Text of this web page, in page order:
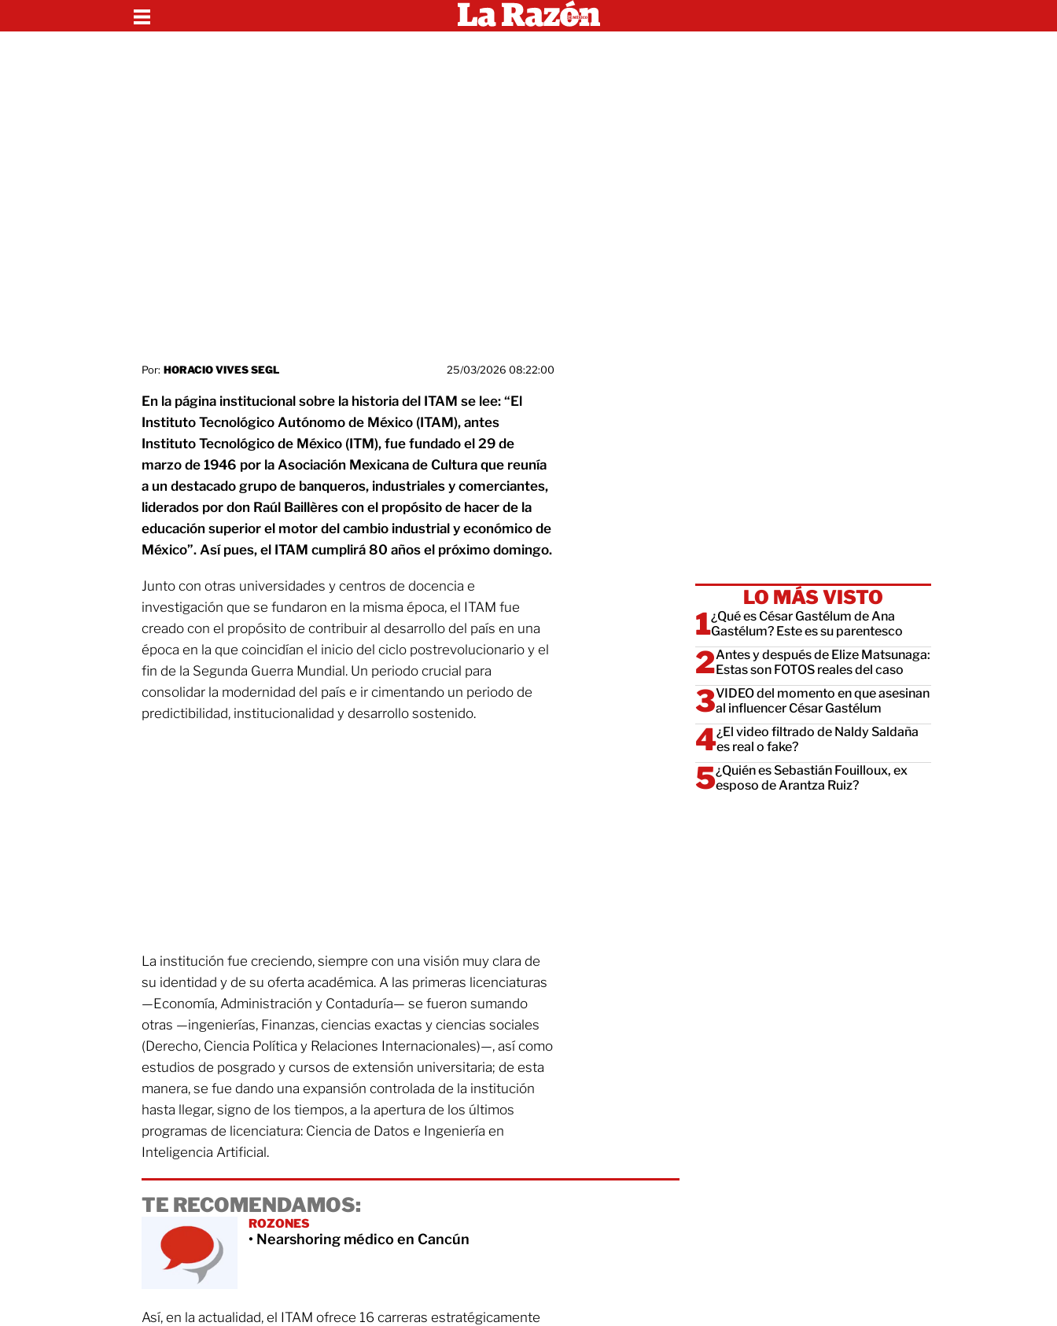
Por: HORACIO VIVES SEGL 25/03/2026 08:22:00
En la página institucional sobre la historia del ITAM se lee: “El
Instituto Tecnológico Autónomo de México (ITAM), antes
Instituto Tecnológico de México (ITM), fue fundado el 29 de
marzo de 1946 por la Asociación Mexicana de Cultura que reunía
a un destacado grupo de banqueros, industriales y comerciantes,
liderados por don Raúl Baillères con el propósito de hacer de la
educación superior el motor del cambio industrial y económico de
México”. Así pues, el ITAM cumplirá 80 años el próximo domingo.
Junto con otras universidades y centros de docencia e
investigación que se fundaron en la misma época, el ITAM fue
creado con el propósito de contribuir al desarrollo del país en una
época en la que coincidían el inicio del ciclo postrevolucionario y el
fin de la Segunda Guerra Mundial. Un periodo crucial para
consolidar la modernidad del país e ir cimentando un periodo de
predictibilidad, institucionalidad y desarrollo sostenido.
La institución fue creciendo, siempre con una visión muy clara de
su identidad y de su oferta académica. A las primeras licenciaturas
—Economía, Administración y Contaduría— se fueron sumando
otras —ingenierías, Finanzas, ciencias exactas y ciencias sociales
(Derecho, Ciencia Política y Relaciones Internacionales)—, así como
estudios de posgrado y cursos de extensión universitaria; de esta
manera, se fue dando una expansión controlada de la institución
hasta llegar, signo de los tiempos, a la apertura de los últimos
programas de licenciatura: Ciencia de Datos e Ingeniería en
Inteligencia Artificial.
TE RECOMENDAMOS:
ROZONES
• Nearshoring médico en Cancún
Así, en la actualidad, el ITAM ofrece 16 carreras estratégicamente
LO MÁS VISTO
¿Qué es César Gastélum de Ana
Gastélum? Este es su parentesco
Antes y después de Elize Matsunaga:
Estas son FOTOS reales del caso
VIDEO del momento en que asesinan
al influencer César Gastélum
¿El video filtrado de Naldy Saldaña
es real o fake?
¿Quién es Sebastián Fouilloux, ex
esposo de Arantza Ruiz?